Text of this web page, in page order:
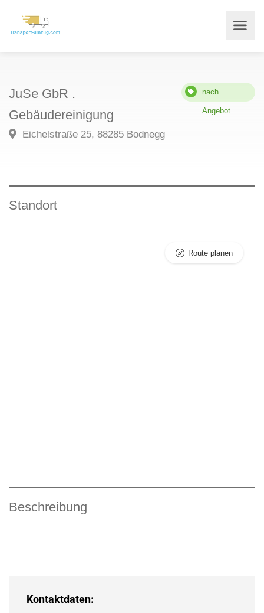
JuSe GbR .
Gebäudereinigung
nach
Angebot
Eichelstraße 25, 88285 Bodnegg
Standort
Route planen
Beschreibung
Kontaktdaten: